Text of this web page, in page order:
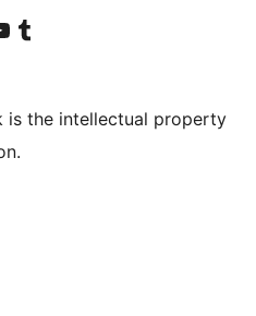
YouTube channel
Bẹwo akanti Tumblr wa
is the intellectual property